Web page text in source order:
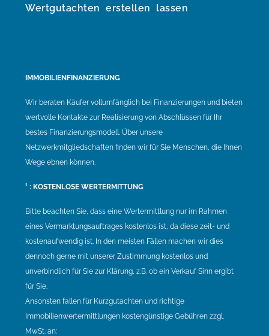
Wertgutachten erstellen lassen
IMMOBILIENFINANZIERUNG
Wir beraten Käufer vollumfänglich bei Finanzierungen und bieten
wertvolle Kontakte zur Realisierung von Abschlüssen für Ihr
bestes Finanzierungsmodell. Über unsere
Netzwerkmitgliedschaften finden wir für Sie Menschen, die Ihnen
Wege ebnen können.
¹ : KOSTENLOSE WERTERMITTUNG
Bitte beachten Sie, dass eine Wertermittlung nur im Rahmen
eines Vermarktungsauftrages kostenlos ist, da diese zeit- und
kostenaufwendig ist. In den meisten Fällen machen wir dies
dennoch gerne mit unserer Zustimmung kostenlos und
unverbindlich für Sie zur Klärung, z.B. ob ein Verkauf Sinn ergibt
für Sie.
Ansonsten fallen für Kurzgutachten und richtige
Immobilienwertermittlungen kostengünstige Gebühren zzgl.
MwSt. an: